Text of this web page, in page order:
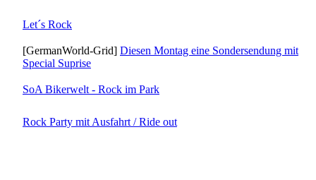
Let´s Rock
[GermanWorld-Grid] Diesen Montag eine Sondersendung mit
Special Suprise
SoA Bikerwelt - Rock im Park
Rock Party mit Ausfahrt / Ride out